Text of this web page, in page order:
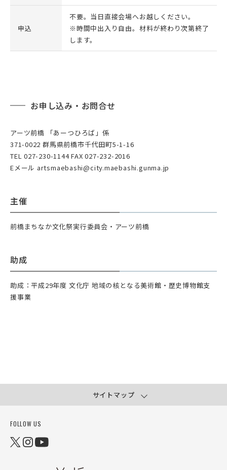
申込
不要。当日直接会場へお越しください。
※時間中出入り自由。材料が終わり次第終了
します。
お申し込み・お問合せ
アーツ前橋 「あーつひろば」係
371-0022 群馬県前橋市千代田町5-1-16
TEL 027-230-1144 FAX 027-232-2016
Eメール artsmaebashi@city.maebashi.gunma.jp
主催
前橋まちなか文化祭実行委員会・アーツ前橋
助成
助成：平成29年度 文化庁 地域の核となる美術館・歴史博物館支
援事業
サイトマップ
FOLLOW US